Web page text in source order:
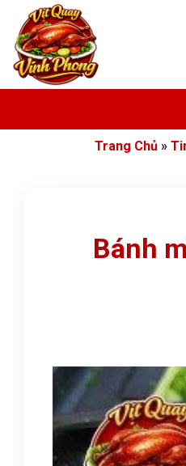
qua
nội
dung
Trang Chủ »
Bánh